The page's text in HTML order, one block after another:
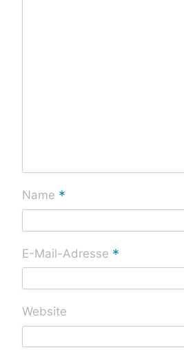
Name *
E-Mail-Adresse *
Website